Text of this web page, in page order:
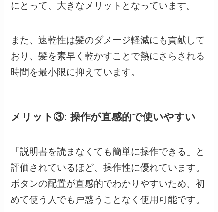
にとって、大きなメリットとなっています。
また、速乾性は髪のダメージ軽減にも貢献して
おり、髪を素早く乾かすことで熱にさらされる
時間を最小限に抑えています。
メリット③: 操作が直感的で使いやすい
「説明書を読まなくても簡単に操作できる」と
評価されているほど、操作性に優れています。
ボタンの配置が直感的でわかりやすいため、初
めて使う人でも戸惑うことなく使用可能です。